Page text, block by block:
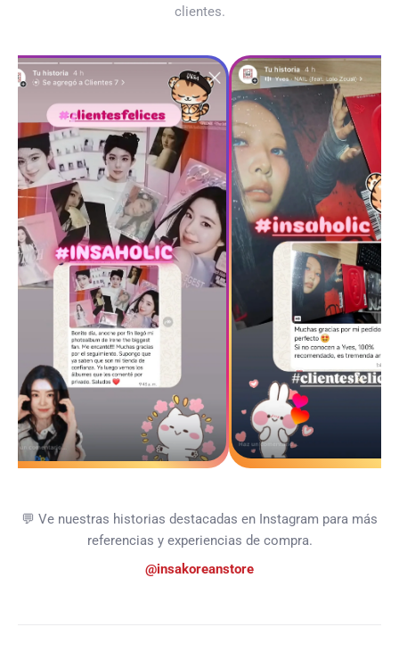
clientes.
💬 Ve nuestras historias destacadas en Instagram para más
referencias y experiencias de compra.
@insakoreanstore